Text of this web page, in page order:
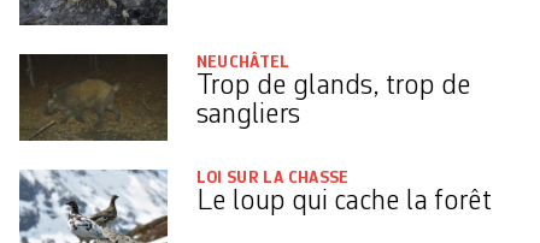
NEUCHÂTEL
Trop de glands, trop de
sangliers
LOI SUR LA CHASSE
Le loup qui cache la forêt